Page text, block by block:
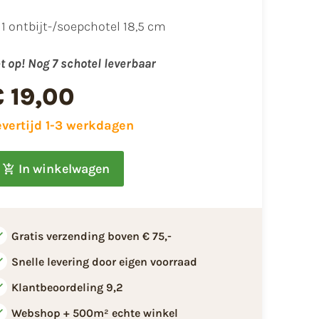
1 ontbijt-/soepchotel 18,5 cm
op! Nog 7 schotel leverbaar
19,00
1-3 werkdagen
In winkelwagen
Gratis verzending boven € 75,-
Snelle levering door eigen voorraad
Klantbeoordeling 9,2
Webshop + 500m² echte winkel